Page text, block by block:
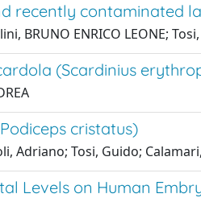
recently contaminated
ENRICO LEONE;
(Scardinius
cristatus)
Adriano; Tosi, Guido;
Levels on Human